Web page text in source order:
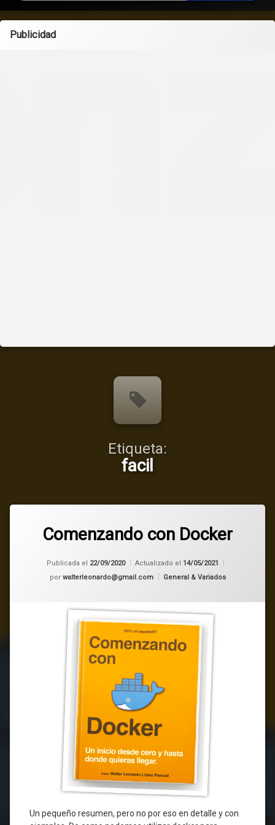
Publicidad
Etiqueta:
facil
Comenzando con Docker
Publicada el 22/09/2020 Actualizado el 14/05/2021
por walterleonardo@gmail.com Categorías:
General & Variados
Un pequeño resumen, pero no por eso en detalle y con